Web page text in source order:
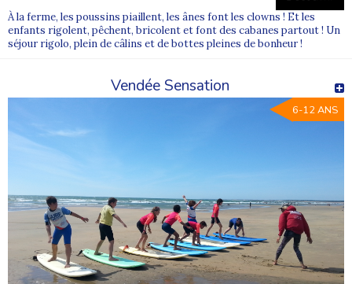
garantir un bon équilibre, mais l’envie et le rythme des enfants
sont toujours pris en compte.
Quelle est la durée des colonies multi-activités ?
principalement pendant les vacances d’été.
Où trouver les colonies multi-activités Supernova Juniors ?
colonies de vacances
Supernova Juniors
le plus adapté à votre enfant.
À la ferme, les poussins piaillent, les ânes font les clowns ! Et les
enfants rigolent, pêchent, bricolent et font des cabanes partout ! Un
séjour rigolo, plein de câlins et de bottes pleines de bonheur !
Vendée Sensation
6-12 ANS